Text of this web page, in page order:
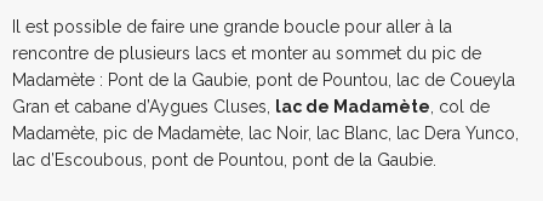
Il est possible de faire une grande boucle pour aller à la
rencontre de plusieurs lacs et monter au sommet du pic de
Madamète : Pont de la Gaubie, pont de Pountou, lac de Coueyla
Gran et cabane d’Aygues Cluses,
lac de Madamète , col de
Madamète, pic de Madamète, lac Noir, lac Blanc, lac Dera Yunco,
lac d’Escoubous, pont de Pountou, pont de la Gaubie.